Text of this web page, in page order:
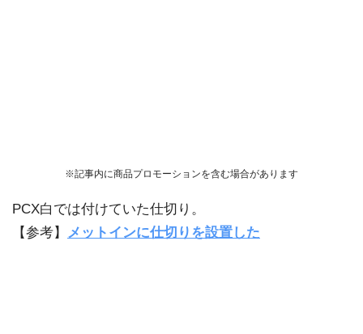
※記事内に商品プロモーションを含む場合があります
PCX白では付けていた仕切り。
【参考】 メットインに仕切りを設置した